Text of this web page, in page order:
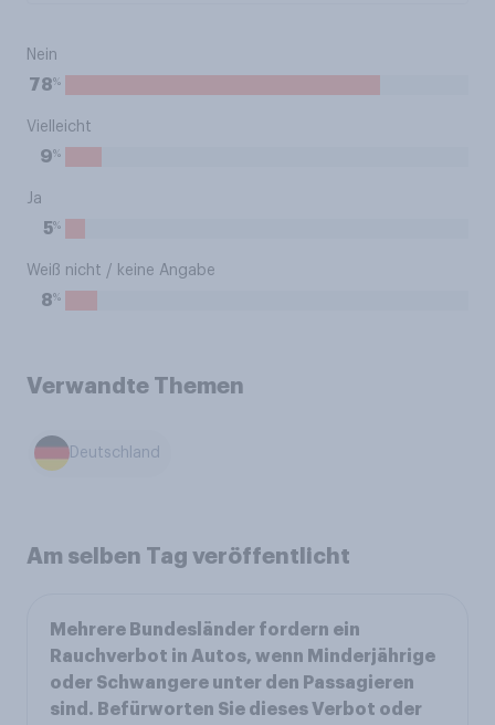
Nein
78%
Vielleicht
9%
Ja
5%
Weiß nicht / keine Angabe
8%
Verwandte Themen
Deutschland
Am selben Tag veröffentlicht
Mehrere Bundesländer fordern ein
Rauchverbot in Autos, wenn Minderjährige
oder Schwangere unter den Passagieren
sind. Befürworten Sie dieses Verbot oder